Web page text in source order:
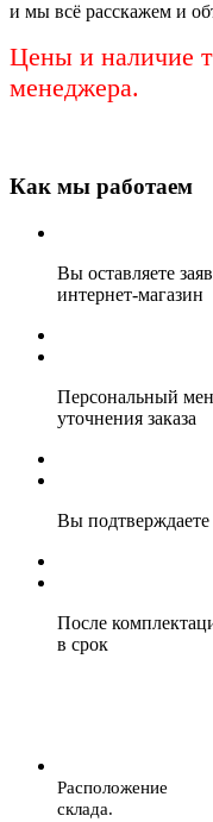
и мы всё расскажем и
Цены и наличие
менеджера.
Как мы работаем
Вы оставляете
интернет-магазин
Персональный
уточнения заказа
Вы подтверждаете
После
в срок
Расположение
склада.